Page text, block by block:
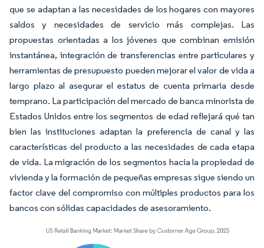
que se adaptan a las necesidades de los hogares con mayores
saldos y necesidades de servicio más complejas. Las
propuestas orientadas a los jóvenes que combinan emisión
instantánea, integración de transferencias entre particulares y
herramientas de presupuesto pueden mejorar el valor de vida a
largo plazo al asegurar el estatus de cuenta primaria desde
temprano. La participación del mercado de banca minorista de
Estados Unidos entre los segmentos de edad reflejará qué tan
bien las instituciones adaptan la preferencia de canal y las
características del producto a las necesidades de cada etapa
de vida. La migración de los segmentos hacia la propiedad de
vivienda y la formación de pequeñas empresas sigue siendo un
factor clave del compromiso con múltiples productos para los
bancos con sólidas capacidades de asesoramiento.